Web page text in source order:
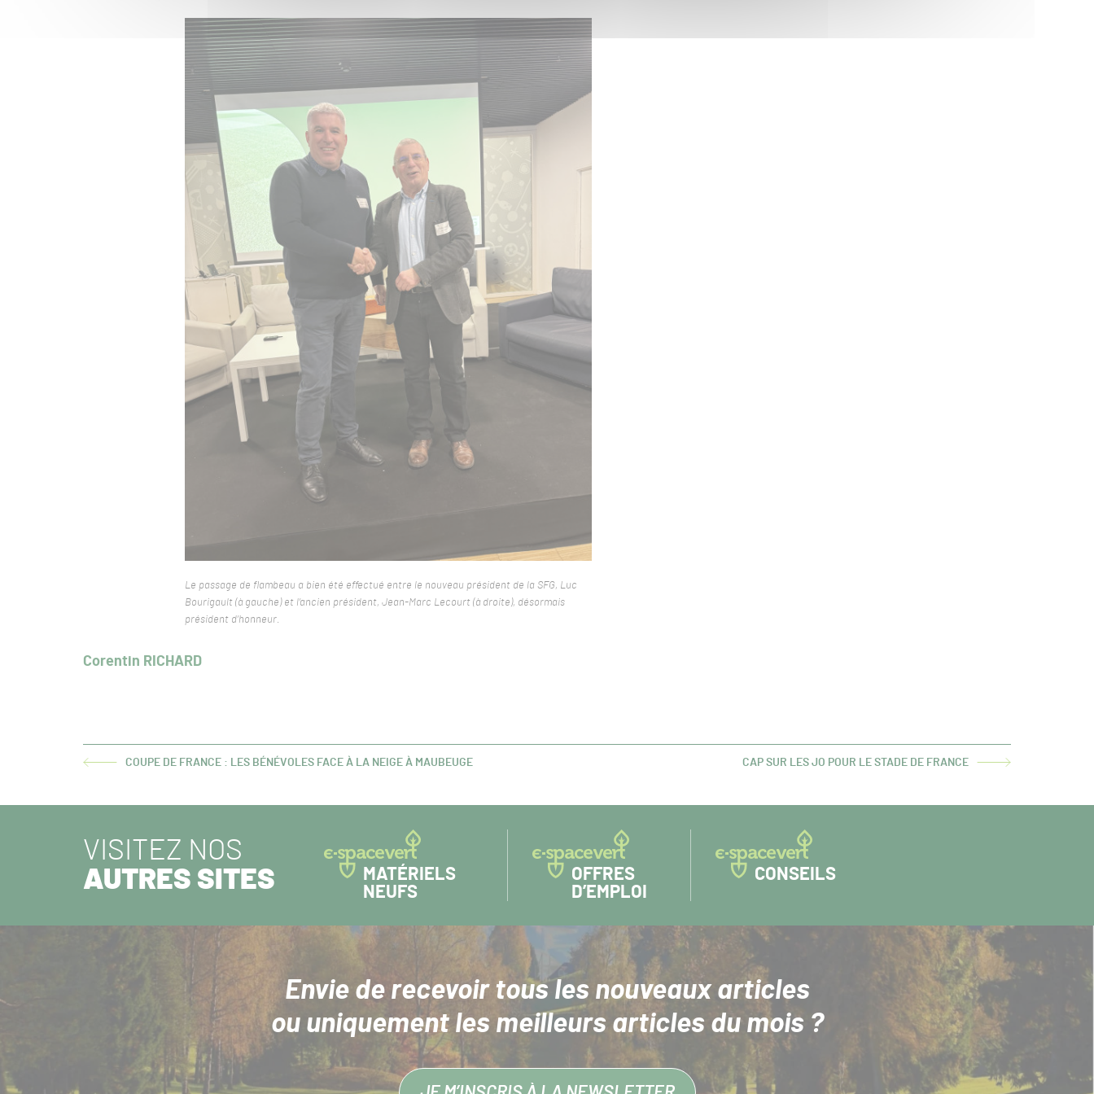
Le passage de flambeau a bien été effectué entre le nouveau président de la SFG, Luc
Bourigault (à gauche) et l’ancien président, Jean-Marc Lecourt (à droite), désormais
président d’honneur.
Corentin RICHARD
ARTICLECOUPE DE FRANCE : LES BÉNÉVOLES FACE À LA NEIGE À MAUBEUGE
ARTICLE
CAP SUR LES JO POUR LE STADE DE FRANCE
VISITEZ NOS
AUTRES SITES
MATÉRIELS
NEUFS
OFFRES
D’EMPLOI
CONSEILS
Envie de recevoir tous les nouveaux articles
ou uniquement les meilleurs articles du mois ?